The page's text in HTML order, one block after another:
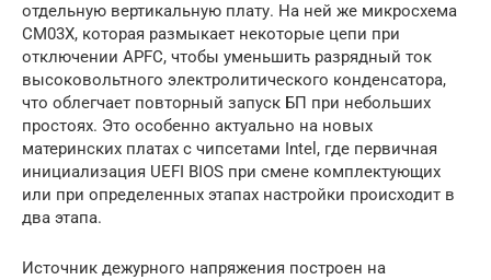
отдельную вертикальную плату. На ней же микросхема
CM03X, которая размыкает некоторые цепи при
отключении APFC, чтобы уменьшить разрядный ток
высоковольтного электролитического конденсатора,
что облегчает повторный запуск БП при небольших
простоях. Это особенно актуально на новых
материнских платах с чипсетами Intel, где первичная
инициализация UEFI BIOS при смене комплектующих
или при определенных этапах настройки происходит в
два этапа.
Источник дежурного напряжения построен на